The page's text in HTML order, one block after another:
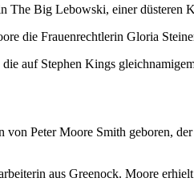
Big Lebowski, einer düsteren
die Frauenrechtlerin Gloria
auf Stephen Kings
Peter Moore Smith geboren,
aus Greenock. Moore